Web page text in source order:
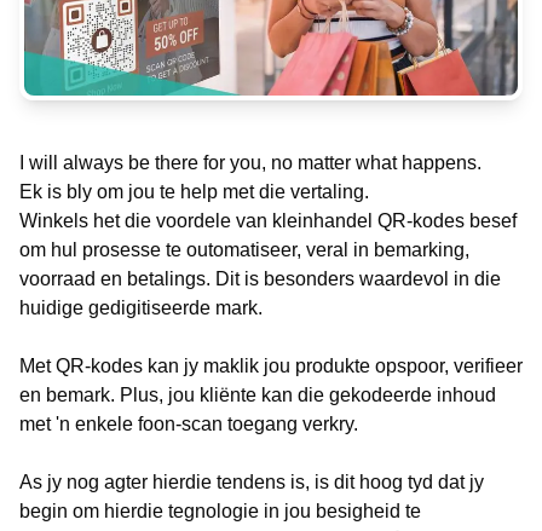
I will always be there for you, no matter what happens.
Ek is bly om jou te help met die vertaling.
Winkels het die voordele van kleinhandel QR-kodes besef
om hul prosesse te outomatiseer, veral in bemarking,
voorraad en betalings. Dit is besonders waardevol in die
huidige gedigitiseerde mark.
Met QR-kodes kan jy maklik jou produkte opspoor, verifieer
en bemark. Plus, jou kliënte kan die gekodeerde inhoud
met 'n enkele foon-scan toegang verkry.
As jy nog agter hierdie tendens is, is dit hoog tyd dat jy
begin om hierdie tegnologie in jou besigheid te